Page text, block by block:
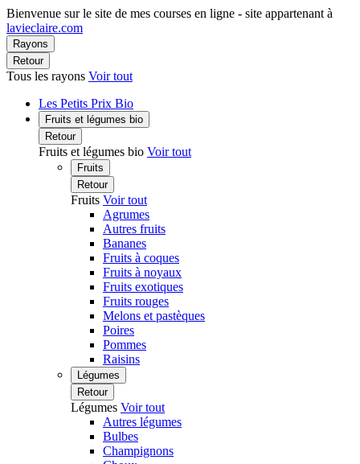
Bienvenue sur le site de mes courses en ligne - site appartenant à
lavieclaire.com
Rayons
Retour
Tous les rayons Voir tout
Les Petits Prix Bio
Fruits et légumes bio
Retour
Fruits et légumes bio Voir tout
Fruits
Retour
Fruits Voir tout
Agrumes
Autres fruits
Bananes
Fruits à coques
Fruits à noyaux
Fruits exotiques
Fruits rouges
Melons et pastèques
Poires
Pommes
Raisins
Légumes
Retour
Légumes Voir tout
Autres légumes
Bulbes
Champignons